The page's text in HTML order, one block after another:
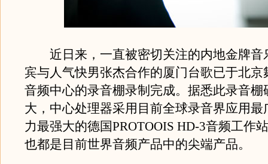
近日来，一直被密切关注的内地金牌音
宾与人气快男张杰合作的厦门台歌已于北京
音频中心的录音棚录制完成。据悉此录音棚
大，中心处理器采用目前全球录音界应用最
力最强大的德国PROTOOIS HD-3音频工作
也都是目前世界音频产品中的尖端产品。